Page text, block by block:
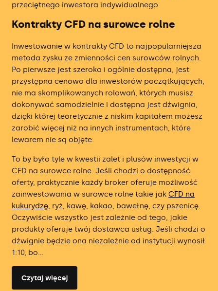
przeciętnego inwestora indywidualnego.
Kontrakty CFD na surowce rolne
Inwestowanie w kontrakty CFD to najpopularniejsza
metoda zysku ze zmienności cen surowców rolnych.
Po pierwsze jest szeroko i ogólnie dostępna, jest
przystępna cenowo dla inwestorów początkujących,
nie ma skomplikowanych rolowań, których musisz
dokonywać samodzielnie i dostępna jest dźwignia,
dzięki której teoretycznie z niskim kapitałem możesz
zarobić więcej niż na innych instrumentach, które
lewarem nie są objęte.
To by było tyle w kwestii zalet i plusów inwestycji w
CFD na surowce rolne. Jeśli chodzi o dostępność
oferty, praktycznie każdy broker oferuje możliwość
zainwestowania w surowce rolne takie jak CFD na
kukurydzę, ryż, kawę, kakao, bawełnę, czy pszenicę.
Oczywiście wszystko jest zależnie od tego, jakie
produkty oferuje twój dostawca usług. Jeśli chodzi o
dźwignie będzie ona niezależnie od instytucji wynosił
1:10, bo...
Czytaj więcej